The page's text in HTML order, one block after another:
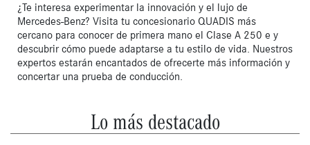
¿Te interesa experimentar la innovación y el lujo de
Mercedes-Benz? Visita tu concesionario QUADIS más
cercano para conocer de primera mano el Clase A 250 e y
descubrir cómo puede adaptarse a tu estilo de vida. Nuestros
expertos estarán encantados de ofrecerte más información y
concertar una prueba de conducción.
Lo más destacado